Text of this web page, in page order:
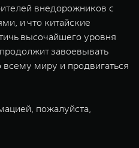
внедорожников с
и что китайские
высочайшего уровня
завоевывать
миру и продвигаться
пожалуйста,